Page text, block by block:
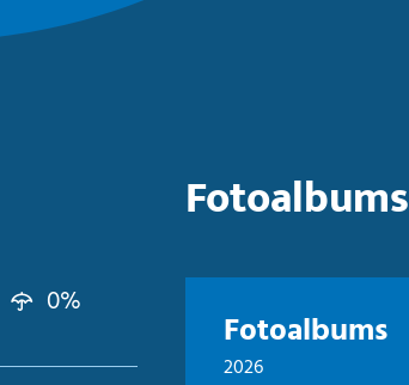
0%
Fotoalbums
Fotoalbums
2026